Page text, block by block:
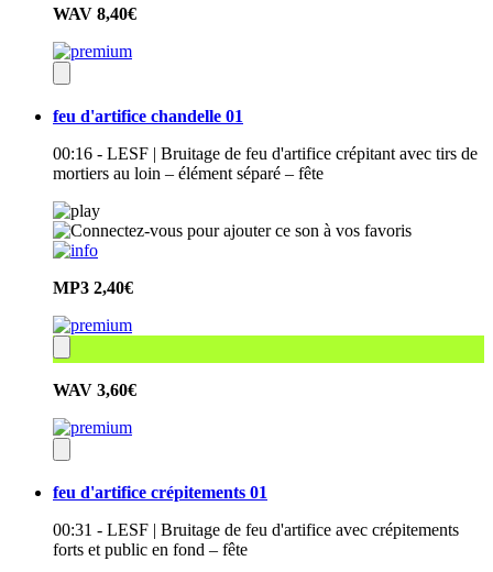
WAV 8,40€
feu d'artifice chandelle 01
00:16 - LESF | Bruitage de feu d'artifice crépitant avec tirs de
mortiers au loin – élément séparé – fête
MP3 2,40€
WAV 3,60€
feu d'artifice crépitements 01
00:31 - LESF | Bruitage de feu d'artifice avec crépitements
forts et public en fond – fête